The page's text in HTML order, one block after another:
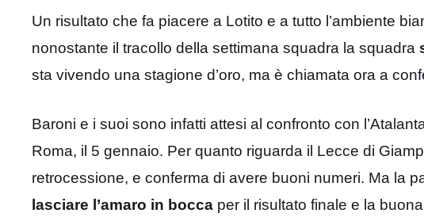
Un risultato che fa piacere a Lotito e a tutto l’ambiente
nonostante il tracollo della settimana squadra la squadra
sta vivendo una stagione d’oro, ma è chiamata ora a
Baroni e i suoi sono infatti attesi al confronto con
Roma, il 5 gennaio. Per quanto riguarda il Lecce di
retrocessione, e conferma di avere buoni numeri. Ma la
lasciare l’amaro in bocca per il risultato finale e la